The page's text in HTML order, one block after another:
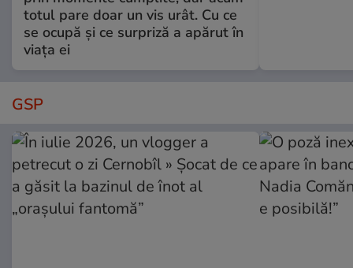
totul pare doar un vis urât. Cu ce
se ocupă și ce surpriză a apărut în
viața ei
GSP